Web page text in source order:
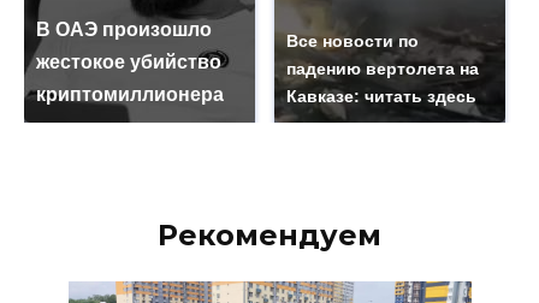
В ОАЭ произошло
жестокое убийство
криптомиллионера
Все новости по
падению вертолета на
Кавказе: читать здесь
Рекомендуем